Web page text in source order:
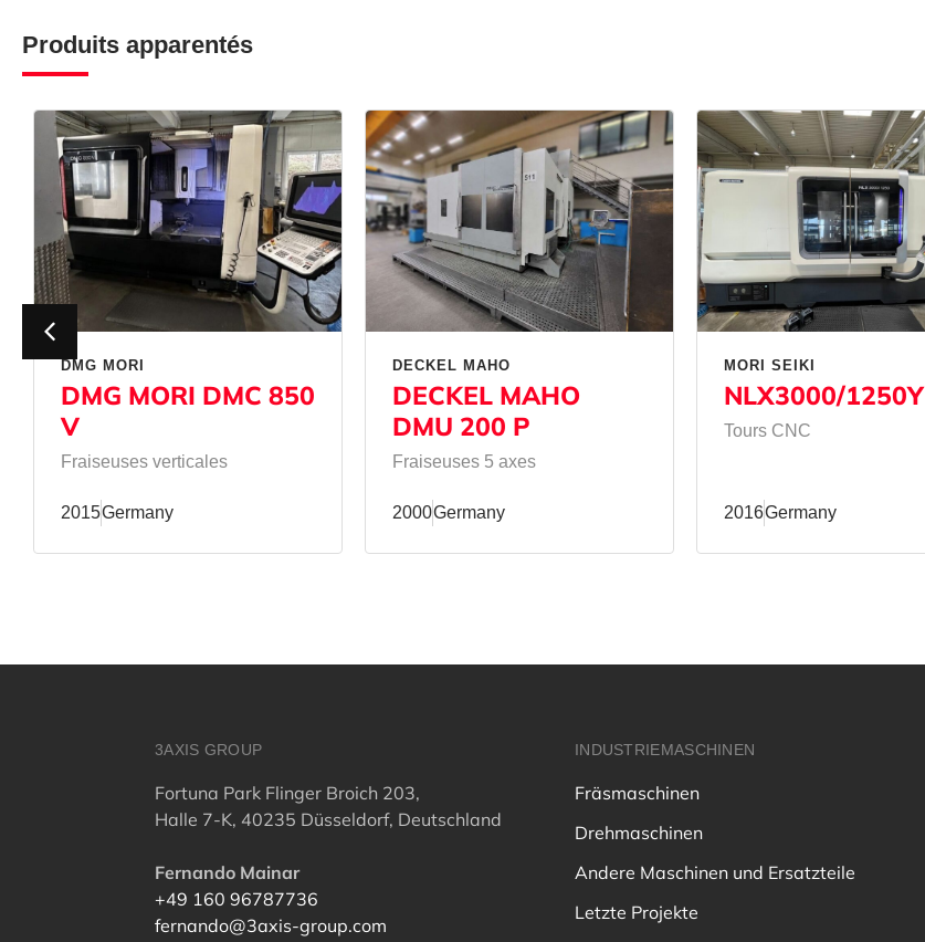
Produits apparentés
DMG MORI
DMG MORI DMC 850
V
Fraiseuses verticales
2015Germany
DECKEL MAHO
DECKEL MAHO
DMU 200 P
Fraiseuses 5 axes
2000Germany
MORI SEIKI
NLX3000/1250Y
Tours CNC
2016Germany
3AXIS GROUP
Fortuna Park Flinger Broich 203,
Halle 7-K, 40235 Düsseldorf, Deutschland
Fernando Mainar
+49 160 96787736
fernando@3axis-group.com
INDUSTRIEMASCHINEN
Fräsmaschinen
Drehmaschinen
Andere Maschinen und Ersatzteile
Letzte Projekte